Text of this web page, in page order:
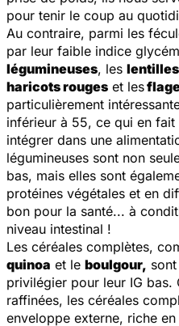
pour tenir le coup au
Au contraire, parmi les
par leur faible indice
légumineuses, les lentilles
haricots rouges et les
particulièrement
inférieur à 55, ce qui en
intégrer dans une
légumineuses sont non
bas, mais elles sont
protéines végétales et en
bon pour la santé... à
niveau intestinal !
Les céréales complètes,
quinoa et le boulgour,
privilégier pour leur IG bas.
raffinées, les céréales
enveloppe externe, riche